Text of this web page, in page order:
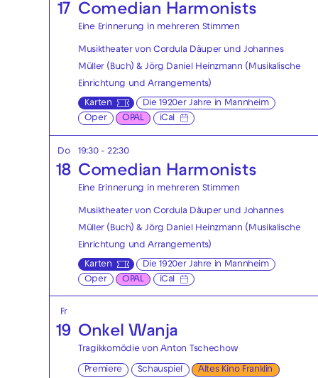
17 Comedian Harmonists
Eine Erinnerung in mehreren Stimmen
Musiktheater von Cordula Däuper und Johannes
Müller (Buch) & Jörg Daniel Heinzmann (Musikalische
Einrichtung und Arrangements)
Karten
Die 1920er Jahre in Mannheim
Oper
OPAL iCal
Do
18
19:30 - 22:30
Comedian Harmonists
Eine Erinnerung in mehreren Stimmen
Musiktheater von Cordula Däuper und Johannes
Müller (Buch) & Jörg Daniel Heinzmann (Musikalische
Einrichtung und Arrangements)
Karten
Die 1920er Jahre in Mannheim
Oper
OPAL iCal
Fr
19 Onkel Wanja
Tragikkomödie von Anton Tschechow
Premiere Schauspiel Altes Kino Franklin